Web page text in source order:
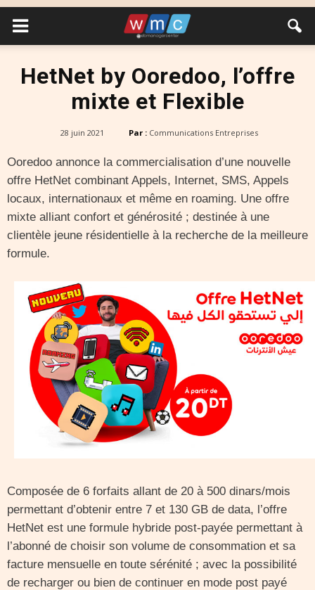
HetNet by Ooredoo, l’offre
mixte et Flexible
28 juin 2021 Par : Communications Entreprises
Ooredoo annonce la commercialisation d’une nouvelle
offre HetNet combinant Appels, Internet, SMS, Appels
locaux, internationaux et même en roaming. Une offre
mixte alliant confort et générosité ; destinée à une
clientèle jeune résidentielle à la recherche de la meilleure
formule.
Composée de 6 forfaits allant de 20 à 500 dinars/mois
permettant d’obtenir entre 7 et 130 GB de data, l’offre
HetNet est une formule hybride post-payée permettant à
l’abonné de choisir son volume de consommation et sa
facture mensuelle en toute sérénité ; avec la possibilité
de recharger ou bien de continuer en mode post payé